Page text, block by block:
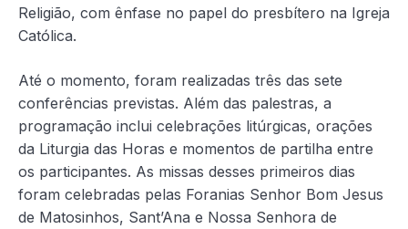
Religião, com ênfase no papel do presbítero na Igreja
Católica.
Até o momento, foram realizadas três das sete
conferências previstas. Além das palestras, a
programação inclui celebrações litúrgicas, orações
da Liturgia das Horas e momentos de partilha entre
os participantes. As missas desses primeiros dias
foram celebradas pelas Foranias Senhor Bom Jesus
de Matosinhos, Sant’Ana e Nossa Senhora de